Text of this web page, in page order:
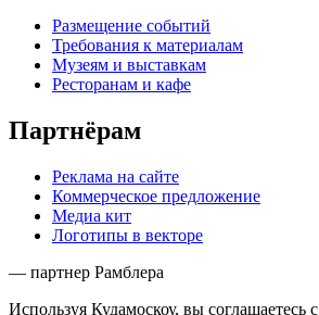
Размещение событий
Требования к материалам
Музеям и выставкам
Ресторанам и кафе
Партнёрам
Реклама на сайте
Коммерческое предложение
Медиа кит
Логотипы в векторе
— партнер Рамблера
Используя Кудамоскоу, вы соглашаетесь с